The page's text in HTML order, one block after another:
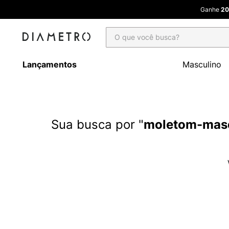
Ganhe
Lançamentos Masculino
moletom-